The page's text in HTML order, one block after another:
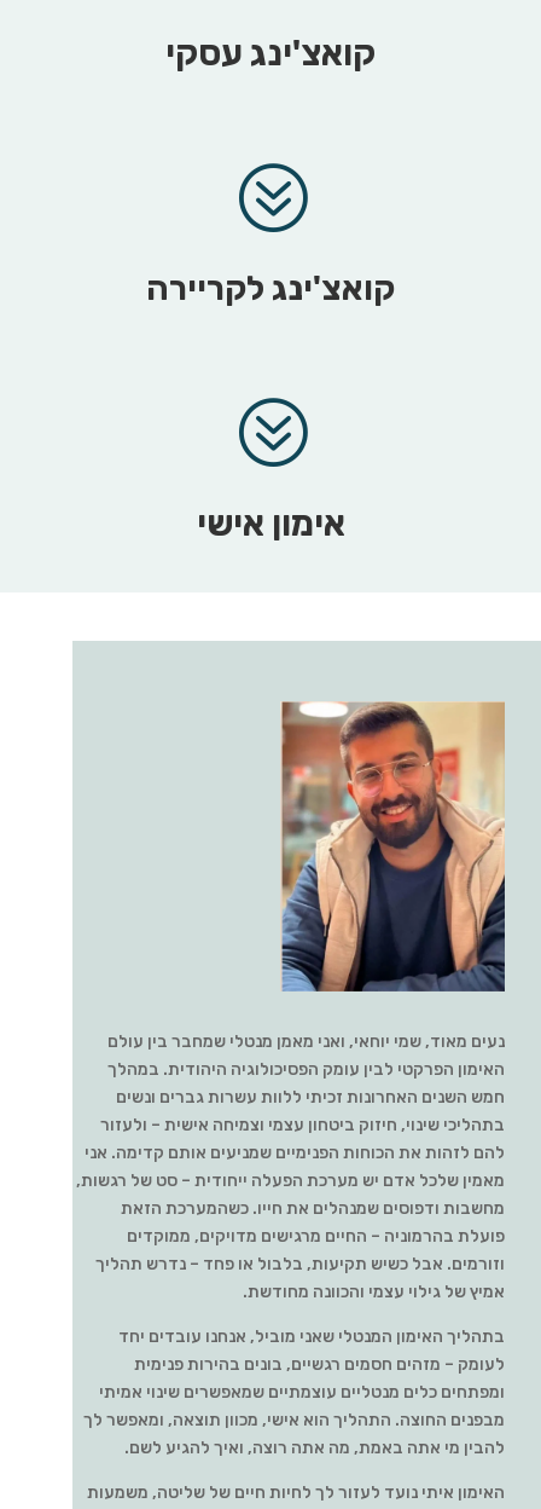
קואצ'ינג עסקי
?
קואצ'ינג לקריירה
?
אימון אישי
נעים מאוד, שמי יוחאי, ואני מאמן מנטלי שמחבר בין עולם
האימון הפרקטי לבין עומק הפסיכולוגיה היהודית. במהלך
חמש השנים האחרונות זכיתי ללוות עשרות גברים ונשים
בתהליכי שינוי, חיזוק ביטחון עצמי וצמיחה אישית – ולעזור
להם לזהות את הכוחות הפנימיים שמניעים אותם קדימה. אני
מאמין שלכל אדם יש מערכת הפעלה ייחודית – סט של רגשות,
מחשבות ודפוסים שמנהלים את חייו. כשהמערכת הזאת
פועלת בהרמוניה – החיים מרגישים מדויקים, ממוקדים
וזורמים. אבל כשיש תקיעות, בלבול או פחד – נדרש תהליך
אמיץ של גילוי עצמי והכוונה מחודשת.
בתהליך האימון המנטלי שאני מוביל, אנחנו עובדים יחד
לעומק – מזהים חסמים רגשיים, בונים בהירות פנימית
ומפתחים כלים מנטליים עוצמתיים שמאפשרים שינוי אמיתי
מבפנים החוצה. התהליך הוא אישי, מכוון תוצאה, ומאפשר לך
להבין מי אתה באמת, מה אתה רוצה, ואיך להגיע לשם.
האימון איתי נועד לעזור לך לחיות חיים של שליטה, משמעות